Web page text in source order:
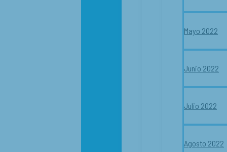
Mayo 2022
Junio 2022
Julio 2022
Agosto 2022